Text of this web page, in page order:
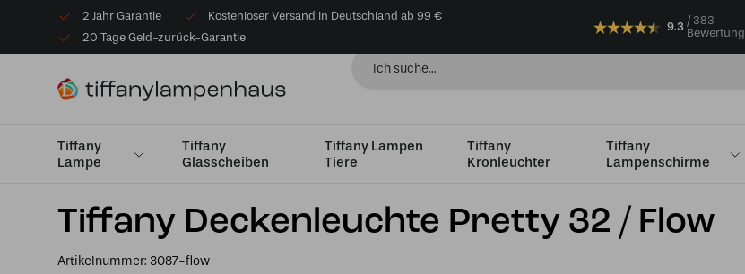
2 Jahr Garantie
Kostenloser Versand in Deutschland ab 99 €
20 Tage Geld-zurück-Garantie
9.3
383
Tiffany
Lampe
Tiffany
Glasscheiben
Tiffany Lampen
Tiere
Tiffany
Kronleuchter
Tiffany
Lampenschirme
Startseite Tiffany Deckenlampe Deckenleuchten Klein bis Ø 35cm Tiffany Deckenleuchte Pretty 32 / Flow
Tiffany Deckenleuchte Pretty 32 / Flow
Artikelnummer: 3087-flow